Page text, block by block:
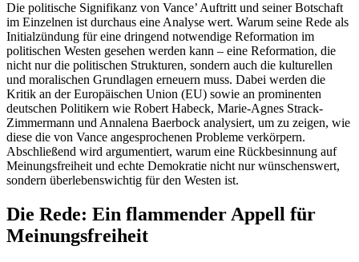
Die politische Signifikanz von Vance’ Auftritt und seiner Botschaft
im Einzelnen ist durchaus eine Analyse wert. Warum seine Rede als
Initialzündung für eine dringend notwendige Reformation im
politischen Westen gesehen werden kann – eine Reformation, die
nicht nur die politischen Strukturen, sondern auch die kulturellen
und moralischen Grundlagen erneuern muss. Dabei werden die
Kritik an der Europäischen Union (EU) sowie an prominenten
deutschen Politikern wie Robert Habeck, Marie-Agnes Strack-
Zimmermann und Annalena Baerbock analysiert, um zu zeigen, wie
diese die von Vance angesprochenen Probleme verkörpern.
Abschließend wird argumentiert, warum eine Rückbesinnung auf
Meinungsfreiheit und echte Demokratie nicht nur wünschenswert,
sondern überlebenswichtig für den Westen ist.
Die Rede: Ein flammender Appell für
Meinungsfreiheit